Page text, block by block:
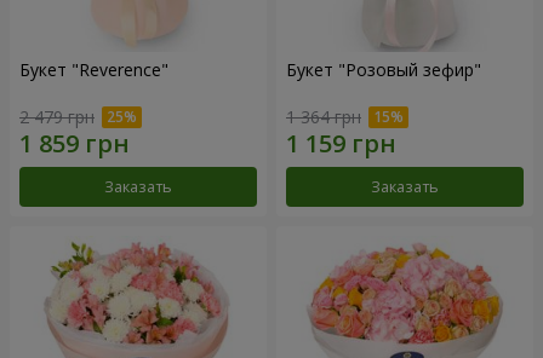
Букет "Reverence"
2 479 грн
Заказать
Букет "Розовый зефир"
1 364 грн
Заказать